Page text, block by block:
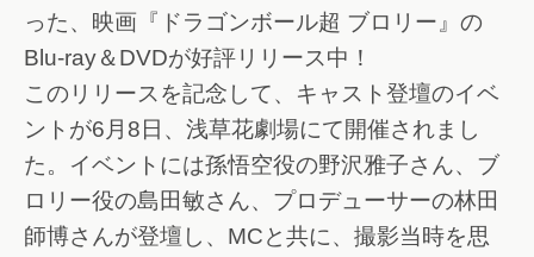
った、映画『ドラゴンボール超 ブロリー』の
Blu-ray＆DVDが好評リリース中！
このリリースを記念して、キャスト登壇のイベ
ントが6月8日、浅草花劇場にて開催されまし
た。イベントには孫悟空役の野沢雅子さん、ブ
ロリー役の島田敏さん、プロデューサーの林田
師博さんが登壇し、MCと共に、撮影当時を思